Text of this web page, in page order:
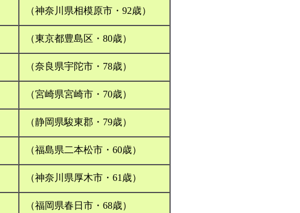
（神奈川県相模原市・92歳）
（東京都豊島区・80歳）
（奈良県宇陀市・78歳）
（宮崎県宮崎市・70歳）
（静岡県駿東郡・79歳）
（福島県二本松市・60歳）
（神奈川県厚木市・61歳）
（福岡県春日市・68歳）